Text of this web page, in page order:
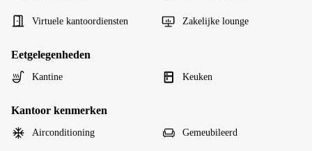
Virtuele kantoordiensten Zakelijke lounge
Eetgelegenheden
Kantine Keuken
Kantoor kenmerken
Airconditioning Gemeubileerd